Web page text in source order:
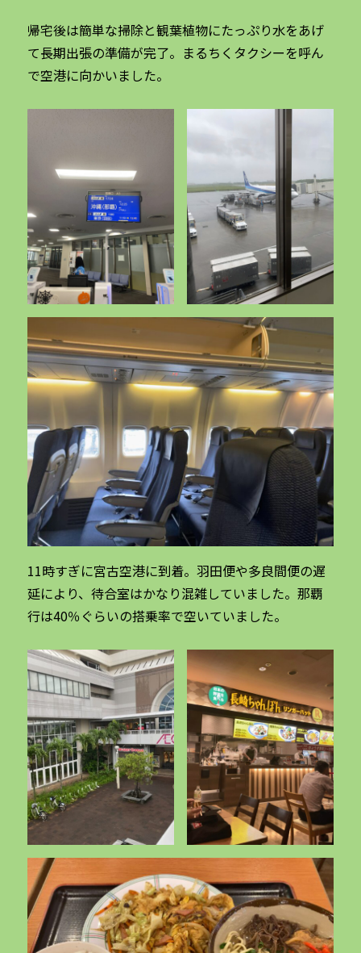
帰宅後は簡単な掃除と観葉植物にたっぷり水をあげ
て長期出張の準備が完了。まるちくタクシーを呼ん
で空港に向かいました。
11時すぎに宮古空港に到着。羽田便や多良間便の遅
延により、待合室はかなり混雑していました。那覇
行は40％ぐらいの搭乗率で空いていました。